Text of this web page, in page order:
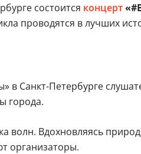
состоится концерт
проводятся в лучших
в Санкт-Петербурге
города.
волн. Вдохновляясь
организаторы.